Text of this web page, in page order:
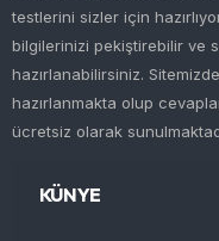
testlerini sizler için
bilgilerinizi pekiştirebilir ve
hazırlanabilirsiniz.
hazırlanmakta olup
ücretsiz olarak
KÜNYE